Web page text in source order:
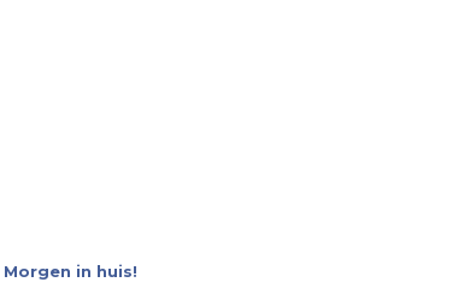
Morgen in huis!